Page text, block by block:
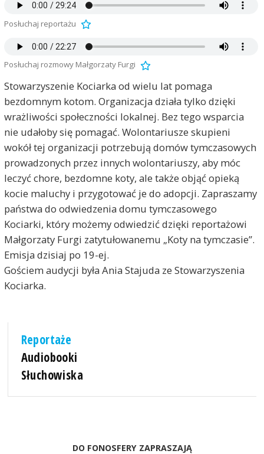
Posłuchaj reportażu
Posłuchaj rozmowy Małgorzaty Furgi
Stowarzyszenie Kociarka od wielu lat pomaga
bezdomnym kotom. Organizacja działa tylko dzięki
wrażliwości społeczności lokalnej. Bez tego wsparcia
nie udałoby się pomagać. Wolontariusze skupieni
wokół tej organizacji potrzebują domów tymczasowych
prowadzonych przez innych wolontariuszy, aby móc
leczyć chore, bezdomne koty, ale także objąć opieką
kocie maluchy i przygotować je do adopcji. Zapraszamy
państwa do odwiedzenia domu tymczasowego
Kociarki, który możemy odwiedzić dzięki reportażowi
Małgorzaty Furgi zatytułowanemu „Koty na tymczasie”.
Emisja dzisiaj po 19-ej.
Gościem audycji była Ania Stajuda ze Stowarzyszenia
Kociarka.
Reportaże
Audiobooki
Słuchowiska
DO FONOSFERY ZAPRASZAJĄ